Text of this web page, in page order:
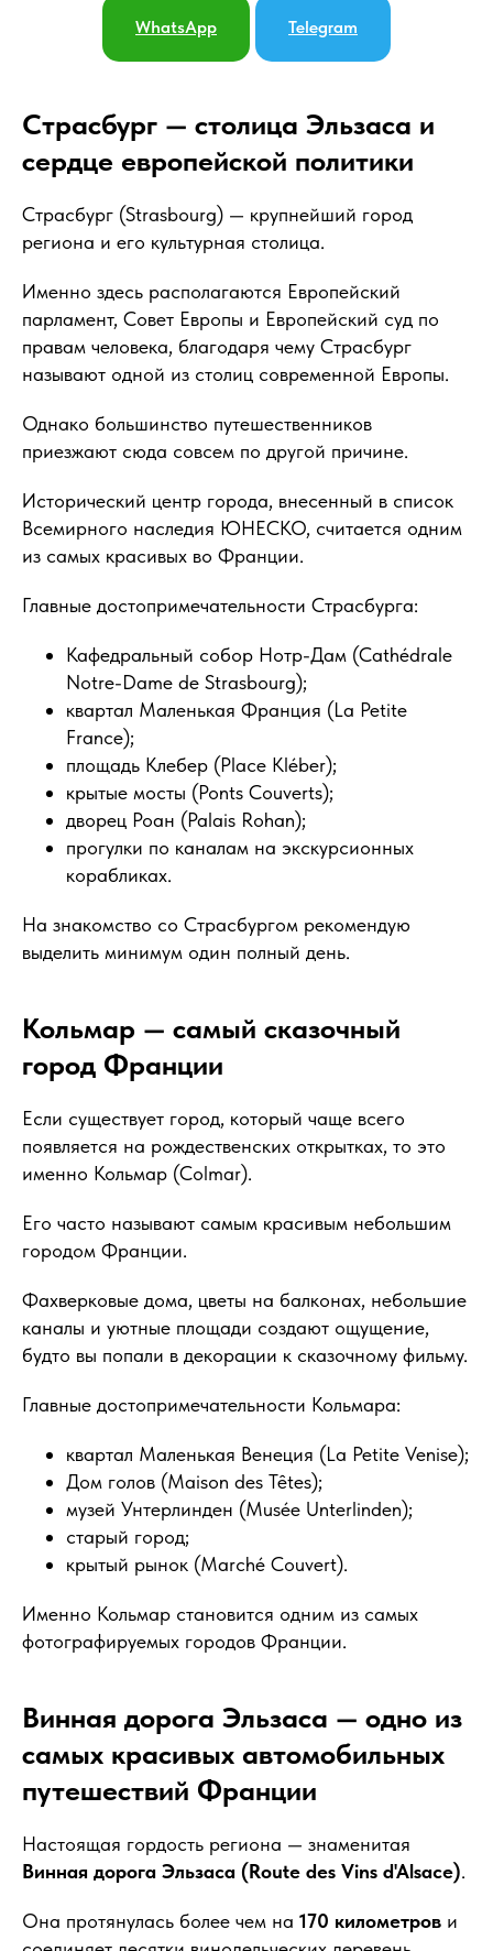
WhatsApp Telegram
Страсбург — столица Эльзаса и
сердце европейской политики
Страсбург (Strasbourg) — крупнейший город
региона и его культурная столица.
Именно здесь располагаются Европейский
парламент, Совет Европы и Европейский суд по
правам человека, благодаря чему Страсбург
называют одной из столиц современной Европы.
Однако большинство путешественников
приезжают сюда совсем по другой причине.
Исторический центр города, внесенный в список
Всемирного наследия ЮНЕСКО, считается одним
из самых красивых во Франции.
Главные достопримечательности Страсбурга:
Кафедральный собор Нотр-Дам (Cathédrale
Notre-Dame de Strasbourg);
квартал Маленькая Франция (La Petite
France);
площадь Клебер (Place Kléber);
крытые мосты (Ponts Couverts);
дворец Роан (Palais Rohan);
прогулки по каналам на экскурсионных
корабликах.
На знакомство со Страсбургом рекомендую
выделить минимум один полный день.
Кольмар — самый сказочный
город Франции
Если существует город, который чаще всего
появляется на рождественских открытках, то это
именно Кольмар (Colmar).
Его часто называют самым красивым небольшим
городом Франции.
Фахверковые дома, цветы на балконах, небольшие
каналы и уютные площади создают ощущение,
будто вы попали в декорации к сказочному фильму.
Главные достопримечательности Кольмара:
квартал Маленькая Венеция (La Petite Venise);
Дом голов (Maison des Têtes);
музей Унтерлинден (Musée Unterlinden);
старый город;
крытый рынок (Marché Couvert).
Именно Кольмар становится одним из самых
фотографируемых городов Франции.
Винная дорога Эльзаса — одно из
самых красивых автомобильных
путешествий Франции
Настоящая гордость региона — знаменитая
Винная дорога Эльзаса (Route des Vins d'Alsace).
Она протянулась более чем на 170 километров и